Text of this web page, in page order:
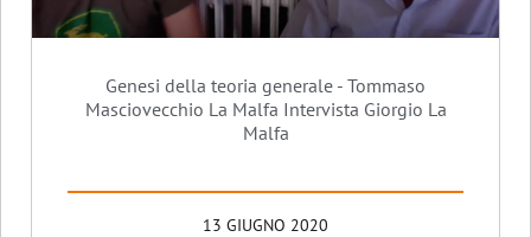
Genesi della teoria generale - Tommaso
Masciovecchio La Malfa Intervista Giorgio La
Malfa
13 GIUGNO 2020